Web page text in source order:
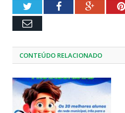
TwitterFacebookGoogle+
Email
CONTEÚDO RELACIONADO